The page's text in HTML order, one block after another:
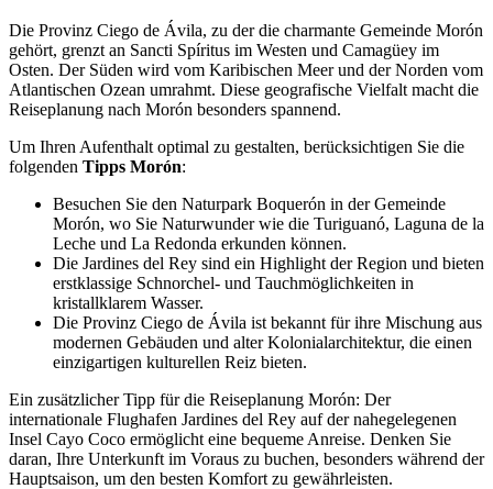
Die Provinz Ciego de Ávila, zu der die charmante Gemeinde Morón
gehört, grenzt an Sancti Spíritus im Westen und Camagüey im
Osten. Der Süden wird vom Karibischen Meer und der Norden vom
Atlantischen Ozean umrahmt. Diese geografische Vielfalt macht die
Reiseplanung nach Morón besonders spannend.
Um Ihren Aufenthalt optimal zu gestalten, berücksichtigen Sie die
folgenden Tipps Morón:
Besuchen Sie den Naturpark Boquerón in der Gemeinde
Morón, wo Sie Naturwunder wie die Turiguanó, Laguna de la
Leche und La Redonda erkunden können.
Die Jardines del Rey sind ein Highlight der Region und bieten
erstklassige Schnorchel- und Tauchmöglichkeiten in
kristallklarem Wasser.
Die Provinz Ciego de Ávila ist bekannt für ihre Mischung aus
modernen Gebäuden und alter Kolonialarchitektur, die einen
einzigartigen kulturellen Reiz bieten.
Ein zusätzlicher Tipp für die Reiseplanung Morón: Der
internationale Flughafen Jardines del Rey auf der nahegelegenen
Insel Cayo Coco ermöglicht eine bequeme Anreise. Denken Sie
daran, Ihre Unterkunft im Voraus zu buchen, besonders während der
Hauptsaison, um den besten Komfort zu gewährleisten.